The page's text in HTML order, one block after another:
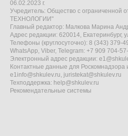
06.02.2023 г.
Учредитель: Общество с ограниченной
ТЕХНОЛОГИИ"
Главный редактор: Малкова Марина
Адрес редакции: 620014, Екатеринбург,
Телефоны (круглосуточно): 8 (343) 379-
WhatsApp, Viber, Telegram: +7 909 704-
Электронный адрес редакции:
Контактные данные для Роскомнадзора
e1info@shkulev.ru, juristekat@shkulev.ru
Техподдержка: help@shkulev.ru
Рекомендательные системы